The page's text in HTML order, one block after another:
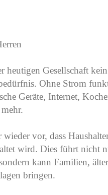
heutigen Gesellschaft
Ohne Strom
Geräte, Internet,
vor, dass
wird. Dies führt nicht
kann Familien,
bringen.